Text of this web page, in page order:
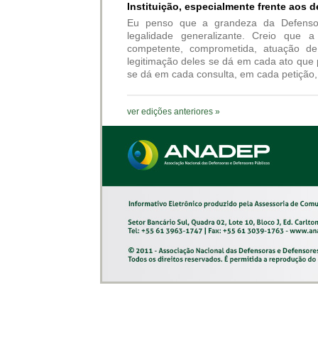
Instituição, especialmente frente aos
Eu penso que a grandeza da
legalidade generalizante. Creio que
competente, comprometida, atuação
legitimação deles se dá em cada ato
se dá em cada consulta, em cada
ver edições anteriores »